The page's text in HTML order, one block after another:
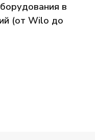
в
(от Wilo до